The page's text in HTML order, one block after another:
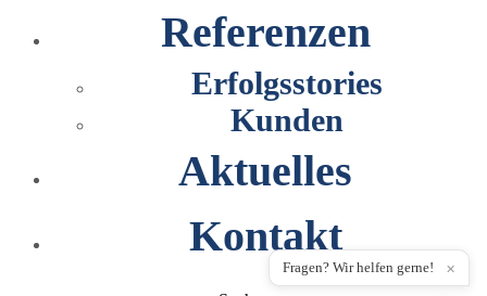
Fragen? Wir helfen gerne! ✕
Referenzen
Erfolgsstories
Kunden
Aktuelles
Kontakt